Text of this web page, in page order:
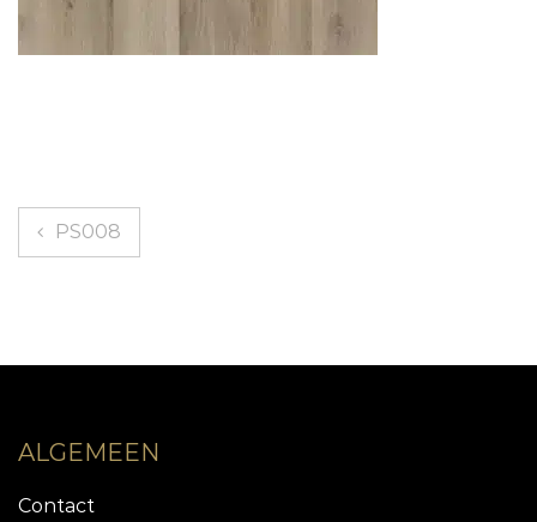
Bericht
navigatie
PS008
ALGEMEEN
Contact